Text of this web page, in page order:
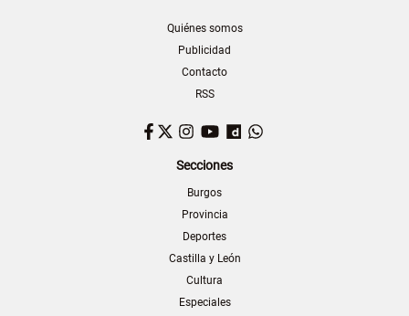
Quiénes somos
Publicidad
Contacto
RSS
Facebook
TwitterInstagram
YouTubeDailymotion
Secciones
Burgos
Provincia
Deportes
Castilla y León
Cultura
Especiales